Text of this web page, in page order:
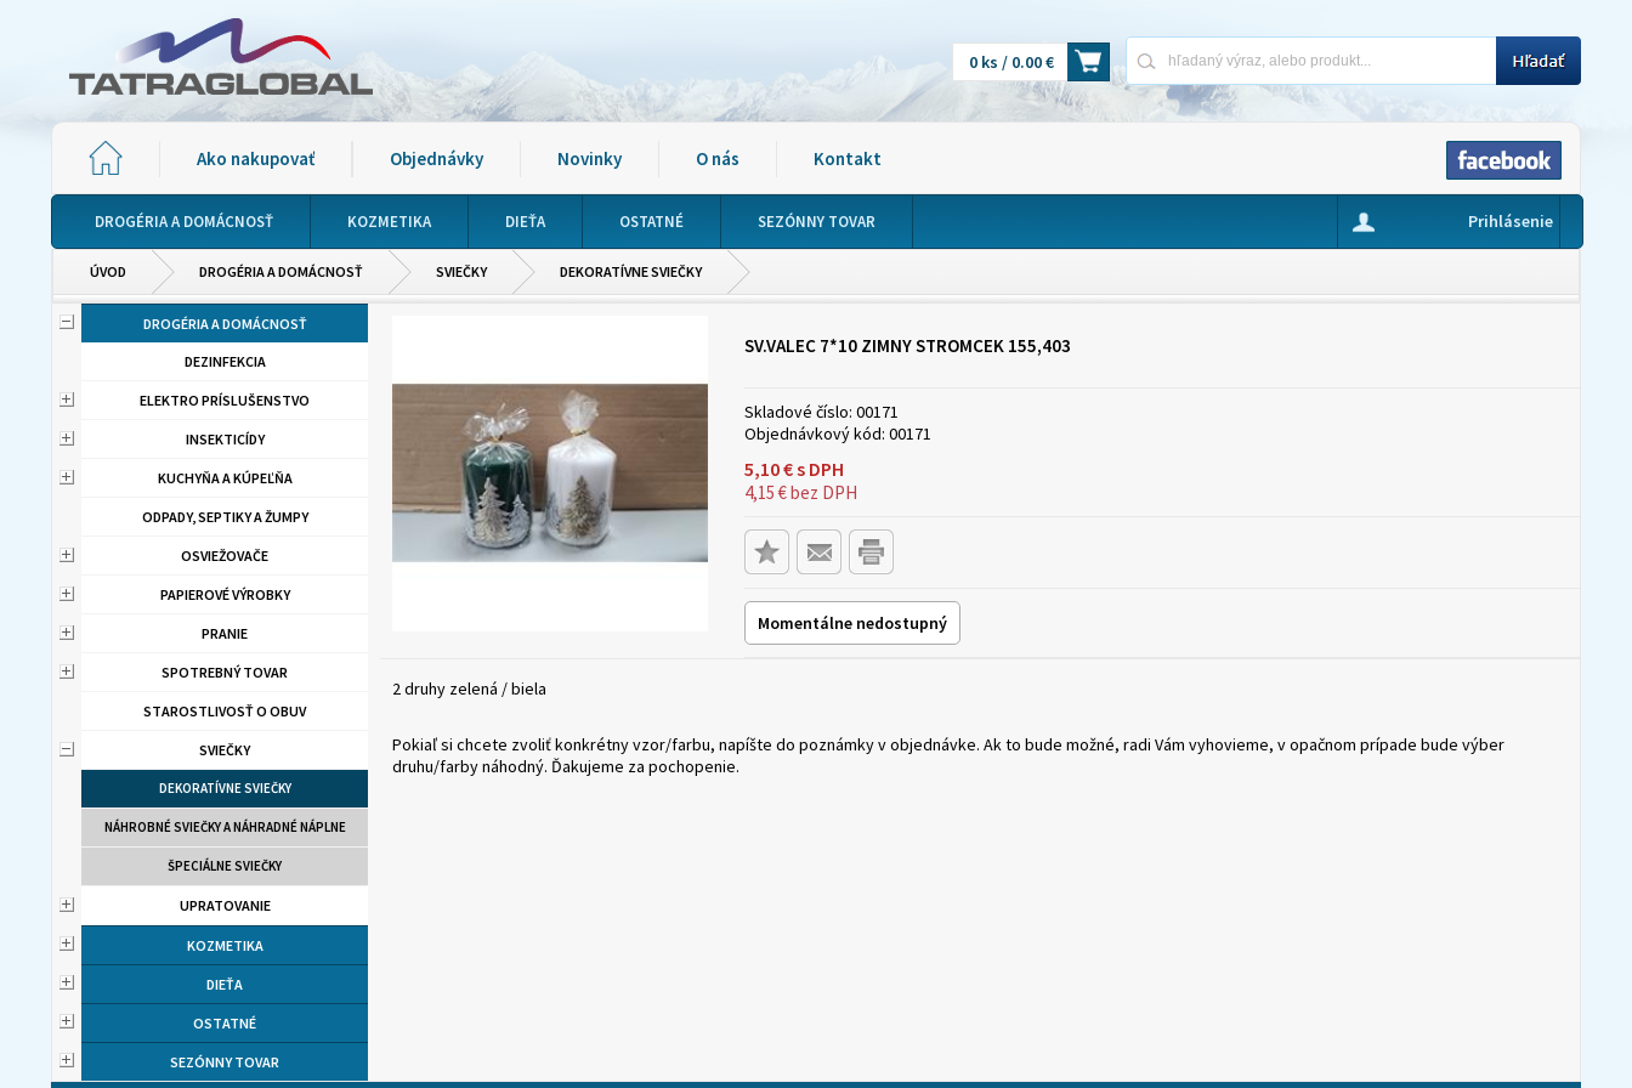
0 ks / 0.00 €
Ako nakupovať Objednávky Novinky O nás Kontakt
DROGÉRIA A DOMÁCNOSŤ KOZMETIKA DIEŤA OSTATNÉ SEZÓNNY TOVAR Prihlásenie
ÚVOD DROGÉRIA A DOMÁCNOSŤ SVIEČKY DEKORATÍVNE SVIEČKY
DROGÉRIA A DOMÁCNOSŤ
DEZINFEKCIA
ELEKTRO PRÍSLUŠENSTVO
INSEKTICÍDY
KUCHYŇA A KÚPEĽŇA
ODPADY, SEPTIKY A ŽUMPY
OSVIEŽOVAČE
PAPIEROVÉ VÝROBKY
PRANIE
SPOTREBNÝ TOVAR
STAROSTLIVOSŤ O OBUV
SVIEČKY
DEKORATÍVNE SVIEČKY
NÁHROBNÉ SVIEČKY A NÁHRADNÉ NÁPLNE
ŠPECIÁLNE SVIEČKY
UPRATOVANIE
KOZMETIKA
DIEŤA
OSTATNÉ
SEZÓNNY TOVAR
SV.VALEC 7*10 ZIMNY STROMCEK 155,403
Skladové číslo: 00171
Objednávkový kód: 00171
5,10€s DPH
4,15 €bez DPH
Momentálne nedostupný
2 druhy zelená / biela
Pokiaľ si chcete zvoliť konkrétny vzor/farbu, napíšte do poznámky v objednávke. Ak to bude možné, radi Vám vyhovieme, v opačnom prípade bude výber
druhu/farby náhodný. Ďakujeme za pochopenie.